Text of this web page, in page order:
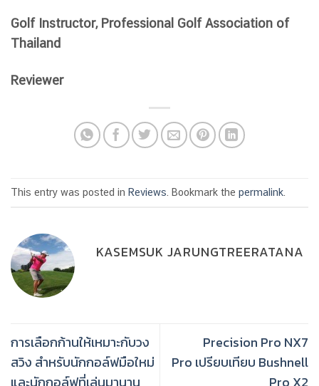
Golf Instructor, Professional Golf Association of
Thailand
Reviewer
This entry was posted in Reviews . Bookmark the permalink
KASEMSUK JARUNGTREERATANA
การเลือกก้านให้เหมาะกับวง
สวิง สำหรับนักกอล์ฟมือใหม่
Precision Pro NX7
Pro เปรียบเทียบ Bushnell